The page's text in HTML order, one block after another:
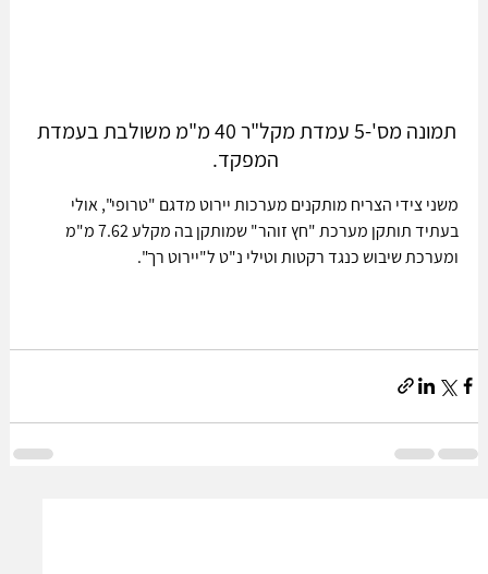
תמונה מס'-5 עמדת מקל"ר 40 מ"מ משולבת בעמדת
המפקד.
משני צידי הצריח מותקנים מערכות יירוט מדגם "טרופי", אולי
בעתיד תותקן מערכת "חץ זוהר" שמותקן בה מקלע 7.62 מ"מ
ומערכת שיבוש כנגד רקטות וטילי נ"ט ל"יירוט רך".